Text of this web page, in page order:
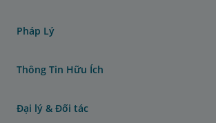
Pháp Lý
Thông Tin Hữu Ích
Đại lý & Đối tác